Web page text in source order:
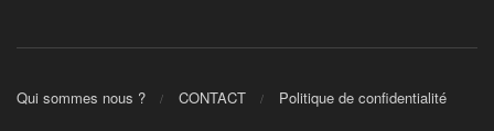
Qui sommes nous ? CONTACT Politique de confidentialité